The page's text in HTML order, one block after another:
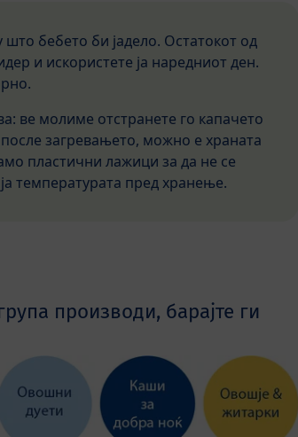
што бебето би јадело. Остатокот од
и искористете ја наредниот ден.
ве молиме отстранете го капачето
загревањето, можно е храната
пластични лажици за да не се
температурата пред хранење.
производи, барајте ги